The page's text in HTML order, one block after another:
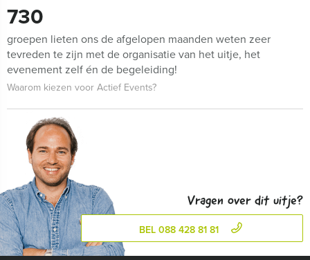
730
groepen lieten ons de afgelopen maanden weten zeer
tevreden te zijn met de organisatie van het uitje, het
evenement zelf én de begeleiding!
Waarom kiezen voor Actief Events?
Vragen over dit uitje?
BEL 088 428 81 81